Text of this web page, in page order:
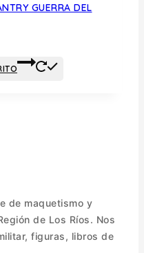
GUERRA DEL
de maquetismo y
de Los Ríos. Nos
figuras, libros de